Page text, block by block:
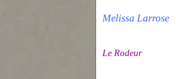
Melissa Larrose
Le Rodeur